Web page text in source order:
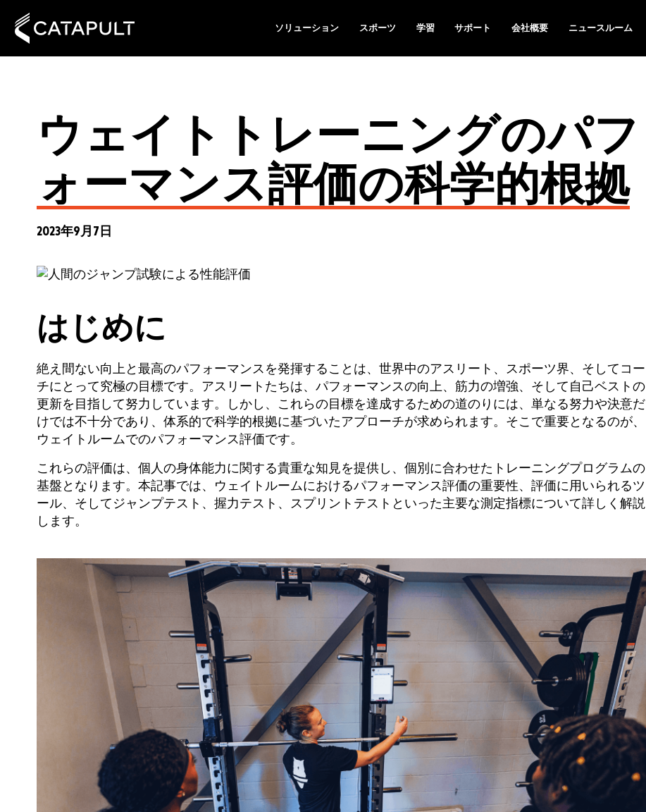
ソリューション スポーツ 学習 サポート 会社概要 ニュースルーム
ウェイトトレーニングのパフ
ォーマンス評価の科学的根拠
2023年9月7日
はじめに
絶え間ない向上と最高のパフォーマンスを発揮することは、世界中のアスリート、スポーツ界、そしてコー
チにとって究極の目標です。アスリートたちは、パフォーマンスの向上、筋力の増強、そして自己ベストの
更新を目指して努力しています。しかし、これらの目標を達成するための道のりには、単なる努力や決意だ
けでは不十分であり、体系的で科学的根拠に基づいたアプローチが求められます。そこで重要となるのが、
ウェイトルームでのパフォーマンス評価です。
これらの評価は、個人の身体能力に関する貴重な知見を提供し、個別に合わせたトレーニングプログラムの
基盤となります。本記事では、ウェイトルームにおけるパフォーマンス評価の重要性、評価に用いられるツ
ール、そしてジャンプテスト、握力テスト、スプリントテストといった主要な測定指標について詳しく解説
します。